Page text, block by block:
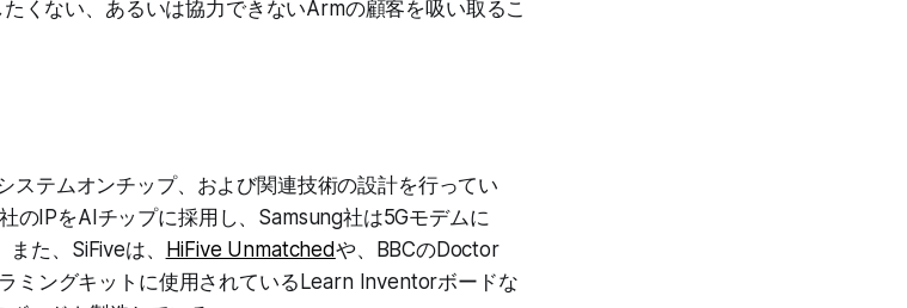
くない、あるいは協力できないArmの顧客を吸い取るこ
ステムオンチップ、および関連技術の設計を行ってい
のIPをAIチップに採用し、Samsung社は5Gモデムに
た、SiFiveは、
HiFive Unmatchedや、BBCのDoctor
ミングキットに使用されているLearn Inventorボードな